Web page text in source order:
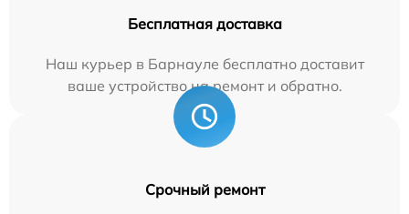
Бесплатная доставка
Наш курьер в Барнауле бесплатно доставит
ваше устройство на ремонт и обратно.
Срочный ремонт